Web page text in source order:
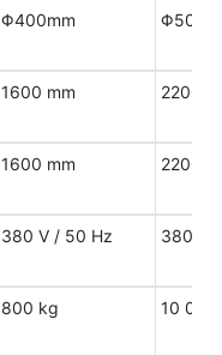
Φ400mm
1600 mm 2200
1600 mm 2200
380 V / 50 Hz 380 V
800 kg 10 000